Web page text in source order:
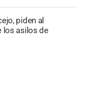
piden al
los asilos de